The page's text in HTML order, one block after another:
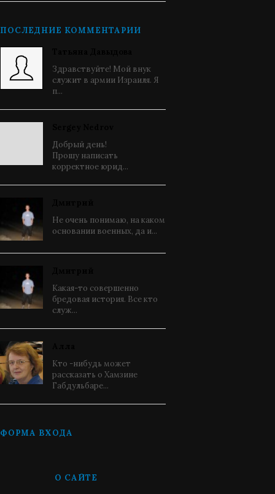
ПОСЛЕДНИЕ КОММЕНТАРИИ
Здравствуйте! Мой внук
служит в армии Израиля. Я
п...
Добрый день!
Прошу написать
корректное юрид...
Не очень понимаю, на каком
основании военных, да и...
Какая-то совершенно
бредовая история. Все кто
служ...
Кто -нибудь может
рассказать о Хамзине
Габдульбаре...
ФОРМА ВХОДА
О САЙТЕ